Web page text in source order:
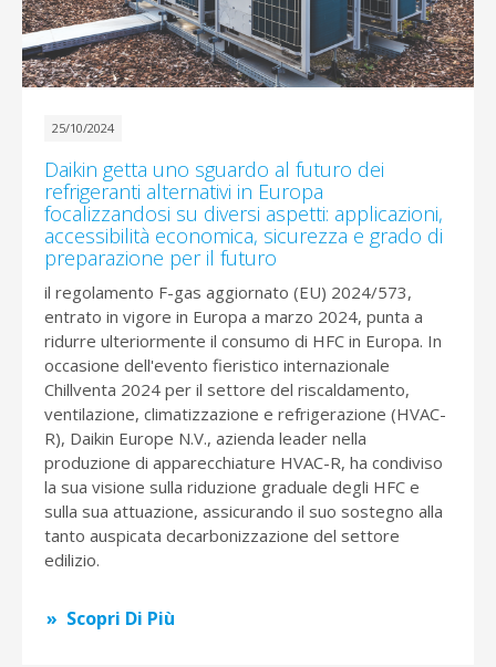
25/10/2024
Daikin getta uno sguardo al futuro dei
refrigeranti alternativi in Europa
focalizzandosi su diversi aspetti: applicazioni,
accessibilità economica, sicurezza e grado di
preparazione per il futuro
il regolamento F-gas aggiornato (EU) 2024/573,
entrato in vigore in Europa a marzo 2024, punta a
ridurre ulteriormente il consumo di HFC in Europa. In
occasione dell'evento fieristico internazionale
Chillventa 2024 per il settore del riscaldamento,
ventilazione, climatizzazione e refrigerazione (HVAC-
R), Daikin Europe N.V., azienda leader nella
produzione di apparecchiature HVAC-R, ha condiviso
la sua visione sulla riduzione graduale degli HFC e
sulla sua attuazione, assicurando il suo sostegno alla
tanto auspicata decarbonizzazione del settore
edilizio.
Scopri Di Più